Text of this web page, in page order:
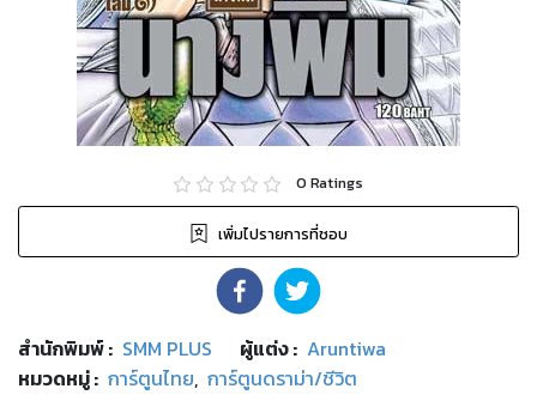
0 Ratings
เพิ่มไปรายการที่ชอบ
สำนักพิมพ์: SMM PLUS ผู้แต่ง : Aruntiwa
หมวดหมู่: การ์ตูนไทย, การ์ตูนดราม่า/ชีวิต